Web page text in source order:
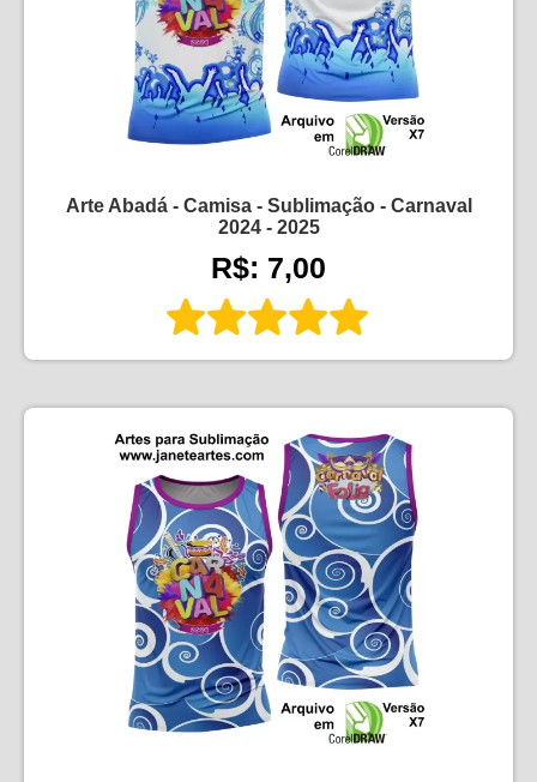
Arte Abadá - Camisa - Sublimação - Carnaval
2024 - 2025
R$: 7,00